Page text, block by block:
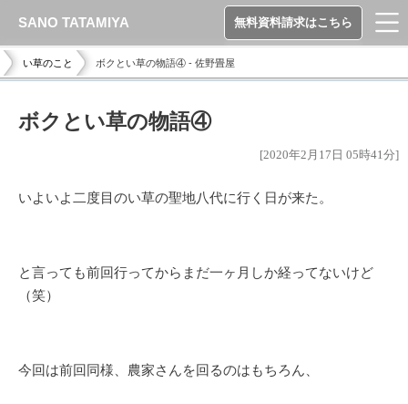
い草のこと ボクとい草の物語④ - 佐野畳屋
ボクとい草の物語④
[2020年2月17日 05時41分]
いよいよ二度目のい草の聖地八代に行く日が来た。
と言っても前回行ってからまだ一ヶ月しか経ってないけど
（笑）
今回は前回同様、農家さんを回るのはもちろん、
SANO TATAMIYA 無料資料請求はこちら